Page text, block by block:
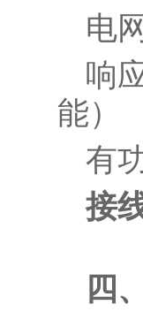
电
响
能）
有
接
四